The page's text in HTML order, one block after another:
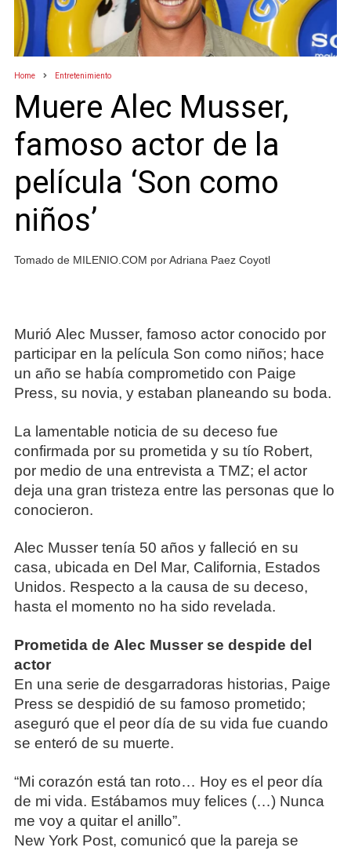
Home Entretenimiento
Muere Alec Musser,
famoso actor de la
película ‘Son como
niños’
Tomado de MILENIO.COM por Adriana Paez Coyotl
Murió Alec Musser, famoso actor conocido por
participar en la película Son como niños; hace
un año se había comprometido con Paige
Press, su novia, y estaban planeando su boda.
La lamentable noticia de su deceso fue
confirmada por su prometida y su tío Robert,
por medio de una entrevista a TMZ; el actor
deja una gran tristeza entre las personas que lo
conocieron.
Alec Musser tenía 50 años y falleció en su
casa, ubicada en Del Mar, California, Estados
Unidos. Respecto a la causa de su deceso,
hasta el momento no ha sido revelada.
Prometida de Alec Musser se despide del
actor
En una serie de desgarradoras historias, Paige
Press se despidió de su famoso prometido;
aseguró que el peor día de su vida fue cuando
se enteró de su muerte.
“Mi corazón está tan roto… Hoy es el peor día
de mi vida. Estábamos muy felices (…) Nunca
me voy a quitar el anillo”.
New York Post, comunicó que la pareja se